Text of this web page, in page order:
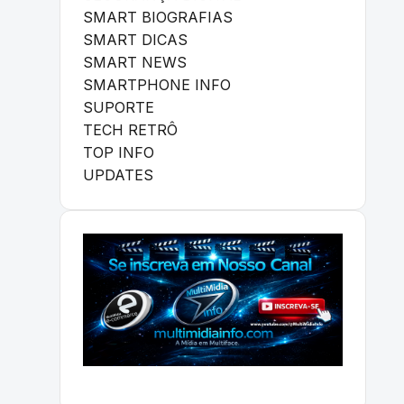
SMART BIOGRAFIAS
SMART DICAS
SMART NEWS
SMARTPHONE INFO
SUPORTE
TECH RETRÔ
TOP INFO
UPDATES